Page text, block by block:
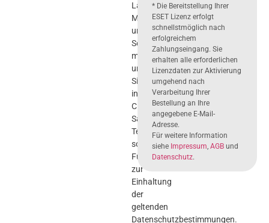
Laptops,
Mobilgeräte
und
Server
mit
umfassenden
Sicherheitslösungen
inklusive
Cloud-
Sandboxing-
Technologie
sowie
Funktionen
zur
Einhaltung
der
geltenden
Datenschutzbestimmungen.
* Die Bereitstellung Ihrer
ESET Lizenz erfolgt
schnellstmöglich nach
erfolgreichem
Zahlungseingang. Sie
erhalten alle erforderlichen
Lizenzdaten zur Aktivierung
umgehend nach
Verarbeitung Ihrer
Bestellung an Ihre
angegebene E-Mail-
Adresse.
Für weitere Information
siehe Impressum,AGB und
Datenschutz.